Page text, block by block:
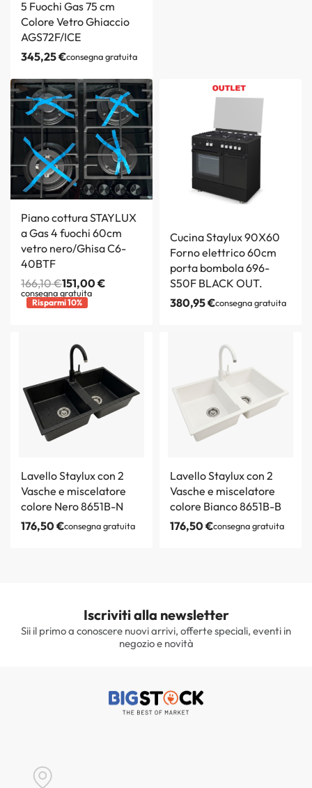
5 Fuochi Gas 75 cm
Colore Vetro Ghiaccio
AGS72F/ICE
345,25€consegna gratuita
Piano cottura STAYLUX
a Gas 4 fuochi 60cm
vetro nero/Ghisa C6-
40BTF
166,10€151,00€
consegna gratuita
Risparmi 10%
Cucina Staylux 90X60
Forno elettrico 60cm
porta bombola 696-
S50F BLACK OUT.
380,95€consegna gratuita
Lavello Staylux con 2
Vasche e miscelatore
colore Nero 8651B-N
176,50€consegna gratuita
Lavello Staylux con 2
Vasche e miscelatore
colore Bianco 8651B-B
176,50€consegna gratuita
Iscriviti alla newsletter
Sii il primo a conoscere nuovi arrivi, offerte speciali, eventi in
negozio e novità